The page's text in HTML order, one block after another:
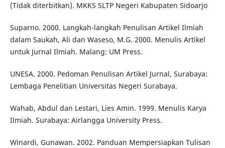
(Tidak diterbitkan). MKKS SLTP Negeri Kabupaten Sidoarjo
Suparno. 2000. Langkah-langkah Penulisan Artikel Ilmiah
dalam Saukah, Ali dan Waseso, M.G. 2000. Menulis Artikel
untuk Jurnal Ilmiah. Malang: UM Press.
UNESA. 2000. Pedoman Penulisan Artikel Jurnal, Surabaya:
Lembaga Penelitian Universitas Negeri Surabaya.
Wahab, Abdul dan Lestari, Lies Amin. 1999. Menulis Karya
Ilmiah. Surabaya: Airlangga University Press.
Winardi, Gunawan. 2002. Panduan Mempersiapkan Tulisan